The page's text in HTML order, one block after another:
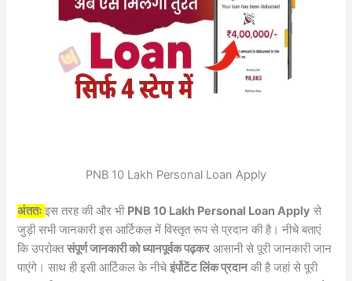
PNB 10 Lakh Personal Loan Apply
अंततःइस तरह की और भी PNB 10 Lakh Personal Loan Apply से
जुड़ी सभी जानकारी इस आर्टिकल में विस्तृत रूप से प्रदान की है। नीचे बताएं
कि उपरोक्तसंपूर्ण जानकारी को ध्यानपूर्वक पढ़करआसानी से पूरी जानकारी जान
पाएंगे। साथ ही इसी आर्टिकल के नीचेइंर्पोटेंट लिंक प्रदानकी है जहां से पूरी